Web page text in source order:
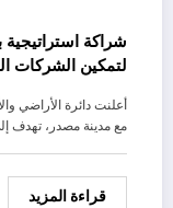
شراكة
لتمكين الشركات
أعلنت دائرة الأراضي
مع مدينة مصدر، تهدف
قراءة المزيد